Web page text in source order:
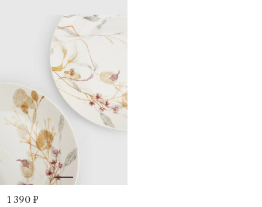
1 390 ₽